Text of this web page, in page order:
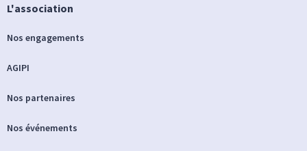
L'association
Nos engagements
AGIPI
Nos partenaires
Nos événements